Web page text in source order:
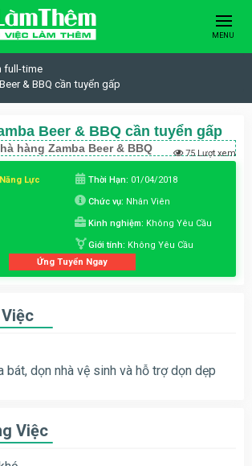
MENU
full-time
& BBQ cần tuyển gấp
Beer & BBQ cần tuyển gấp
hàng Zamba Beer & BBQ 75 Lượt xem
Lực Thời Hạn: 01/04/2018
Chức vụ: Nhân Viên
Kinh nghiệm: Không Yêu Cầu
Giới tính: Không Yêu Cầu
Ứng Tuyển Ngay
bát, dọn nhà vệ sinh và hỗ trợ dọn dẹp
Việc